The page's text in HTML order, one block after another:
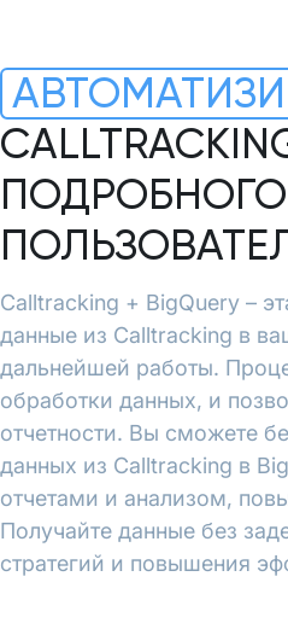
Calltracking + BigQuery –
данные из Calltracking в
дальнейшей работы.
обработки данных, и
отчетности. Вы сможете
данных из Calltracking в
отчетами и анализом,
Получайте данные без
стратегий и повышения